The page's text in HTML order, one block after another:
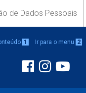
de Dados Pessoais
1 Ir para o menu 2